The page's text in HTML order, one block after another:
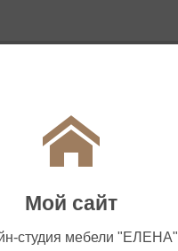
Мой сайт
студия мебели "ЕЛЕНА"